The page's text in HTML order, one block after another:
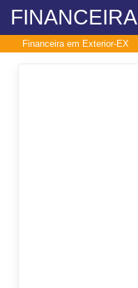
FINANCEIRA
Financeira em Exterior-EX